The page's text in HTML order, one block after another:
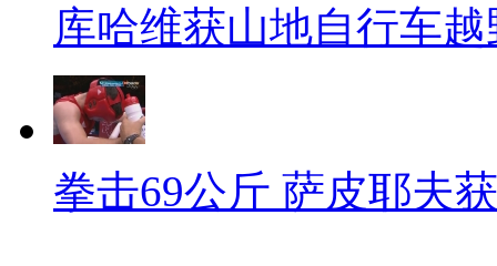
库哈维获山地自行车
拳击69公斤 萨皮耶夫